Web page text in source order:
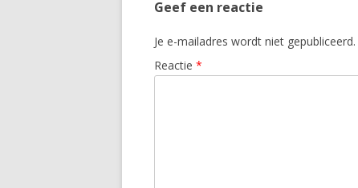
Geef een reactie
Je e-mailadres wordt niet gepubliceerd.
Reactie *